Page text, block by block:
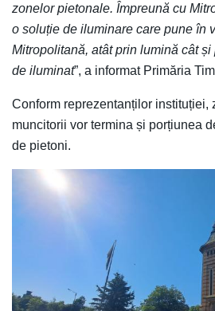
zonelor pietonale. Împreună cu
o soluție de iluminare care pune în
Mitropolitană, atât prin lumină cât
de iluminat”, a informat Primăria
Conform reprezentanților instituției,
muncitorii vor termina și porțiunea
de pietoni.